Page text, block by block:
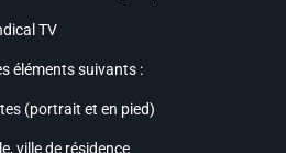
TV
éléments suivants :
(portrait et en pied)
ville de résidence